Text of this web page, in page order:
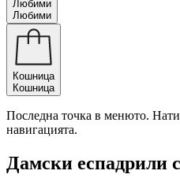
Любими
Любими
Кошница
Кошница
Последна точка в менюто.
навигацията.
Дамски еспадрили